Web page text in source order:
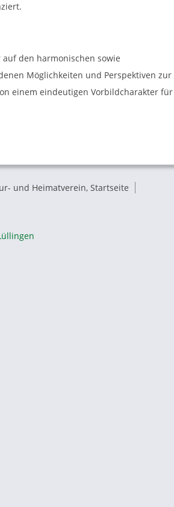
den harmonischen sowie
Möglichkeiten und Perspektiven zur
einem eindeutigen Vorbildcharakter für
und Heimatverein, Startseite